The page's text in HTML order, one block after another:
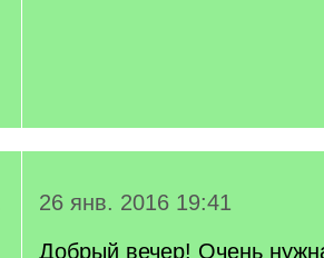
26 янв. 2016 19:41
Добрый вечер! Очень